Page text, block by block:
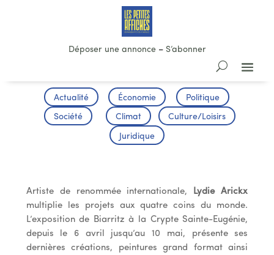
Déposer une annonce– S’abonner
Actualité Économie Politique
Société Climat Culture/Loisirs
Juridique
Artiste de renommée internationale,
Lydie Arickx
multiplie les projets aux quatre coins du monde.
L’exposition de Biarritz à la Crypte Sainte-Eugénie,
depuis le 6 avril jusqu’au 10 mai, présente ses
dernières créations, peintures grand format ainsi